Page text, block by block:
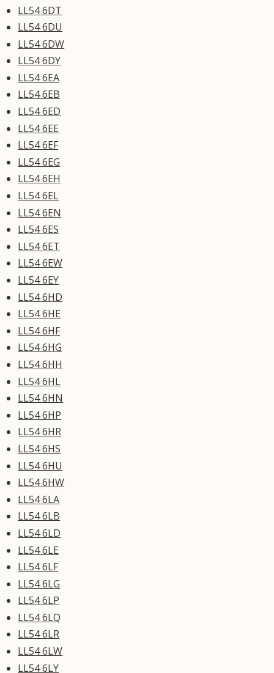
LL54 6DT
LL54 6DU
LL54 6DW
LL54 6DY
LL54 6EA
LL54 6EB
LL54 6ED
LL54 6EE
LL54 6EF
LL54 6EG
LL54 6EH
LL54 6EL
LL54 6EN
LL54 6ES
LL54 6ET
LL54 6EW
LL54 6EY
LL54 6HD
LL54 6HE
LL54 6HF
LL54 6HG
LL54 6HH
LL54 6HL
LL54 6HN
LL54 6HP
LL54 6HR
LL54 6HS
LL54 6HU
LL54 6HW
LL54 6LA
LL54 6LB
LL54 6LD
LL54 6LE
LL54 6LF
LL54 6LG
LL54 6LP
LL54 6LQ
LL54 6LR
LL54 6LW
LL54 6LY